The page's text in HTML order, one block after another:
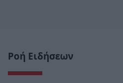
Ροή Ειδήσεων